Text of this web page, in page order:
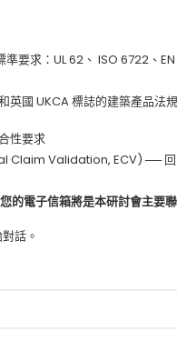
要求：UL 62、 ISO 6722、
英國 UKCA 標誌的建築產品
性要求
Claim Validation, ECV) ── 回
的電子信箱將是本研討會主要
話。